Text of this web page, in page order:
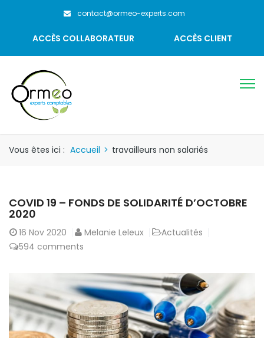
contact@ormeo-experts.com
ACCÈS COLLABORATEUR ACCÈS CLIENT
Vous êtes ici : Accueil > travailleurs non salariés
COVID 19 – FONDS DE SOLIDARITÉ D’OCTOBRE
2020
16 Nov 2020 Melanie Leleux
Actualités
594 comments